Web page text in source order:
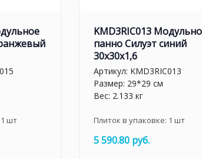
1 шт
KMD3RIC013
панно Силуэт синий
30х30х1,6
Артикул: KMD3RIC013
Размер: 29*29 см
Вес: 2.133 кг
Плиток в упаковке: 1 шт
5 590.80 руб.